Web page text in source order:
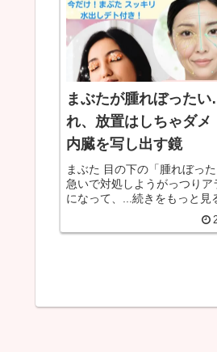
まぶたが腫れぼった
れ、放置はしちゃダメ
内臓を写し出す鏡
まぶた 目の下の「腫れぼった
急いで対処しようがっつりア
になって、...続きをもっと見